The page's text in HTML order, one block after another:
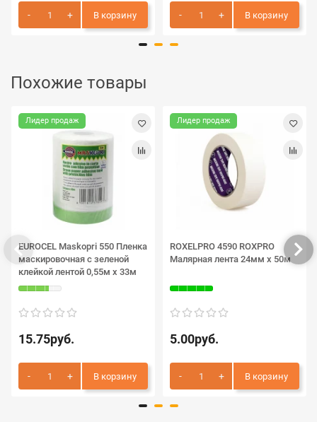
В корзину В корзину
Похожие товары
Лидер продаж
EUROCEL Maskopri 550 Пленка
маскировочная с зеленой
клейкой лентой 0,55м х 33м
15.75руб.
В корзину
Лидер продаж
ROXELPRO 4590 ROXPRO
Малярная лента 24мм х 50м
5.00руб.
В корзину